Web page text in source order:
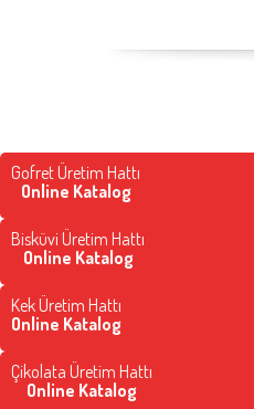
Gofret Üretim Hattı
Online Katalog
Bisküvi Üretim Hattı
Online Katalog
Kek Üretim Hattı
Online Katalog
Çikolata Üretim Hattı
Online Katalog